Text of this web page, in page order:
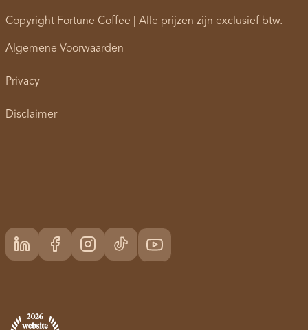
Copyright Fortune Coffee | Alle prijzen zijn exclusief btw.
Algemene Voorwaarden
Privacy
Disclaimer